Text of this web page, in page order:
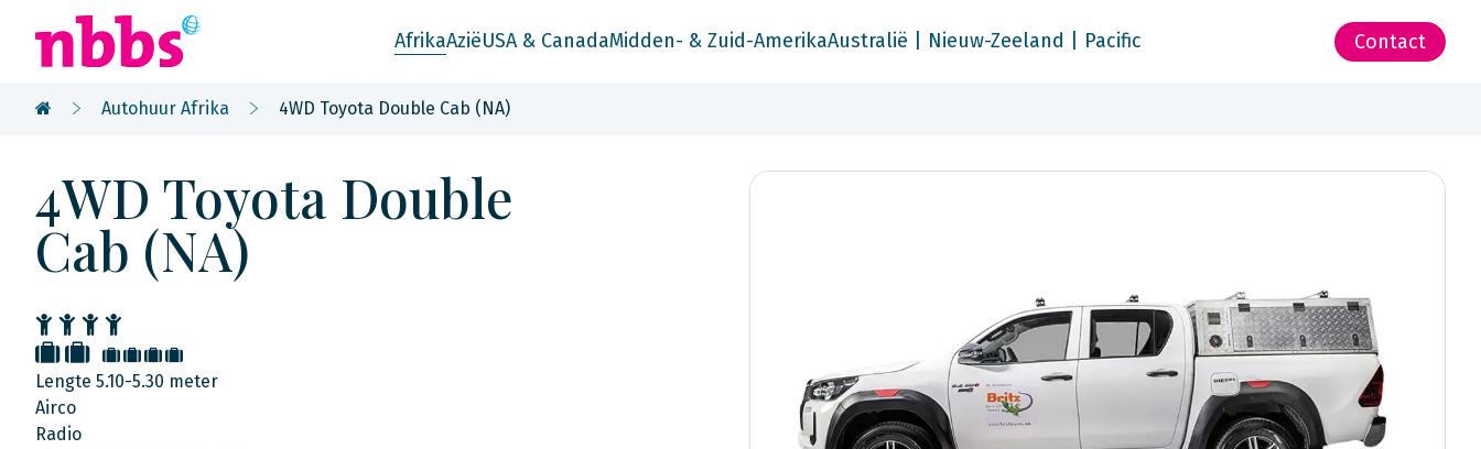
AfrikaAziëUSA & CanadaMidden- & Zuid-AmerikaAustralië | Nieuw-Zeeland | Pacific Contact
Autohuur Afrika 4WD Toyota Double Cab (NA)
4WD Toyota Double
Cab (NA)
Lengte 5.10-5.30 meter
Airco
Radio